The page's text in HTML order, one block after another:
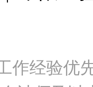
作经验优